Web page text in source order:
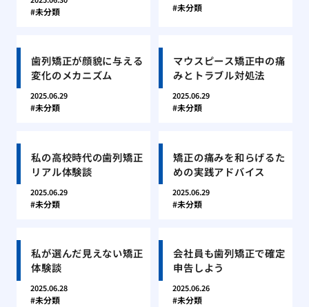
未分類 未分類
歯列矯正が顔貌に与える
変化のメカニズム
2025.06.29
未分類
マウスピース矯正中の痛
みとトラブル対処法
2025.06.29
未分類
私の高校時代の歯列矯正
リアル体験談
2025.06.29
未分類
矯正の痛みを和らげるた
めの実践アドバイス
2025.06.29
未分類
私が選んだ見えない矯正
体験談
2025.06.28
未分類
会社員も歯列矯正で確定
申告しよう
2025.06.26
未分類